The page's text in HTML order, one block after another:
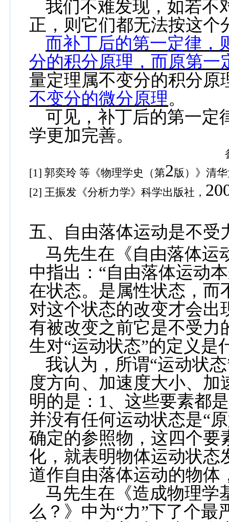
我们不难发现，如若不
正，则它们都无法按这个
而补丁后的第一定律，
分的积分原理，而原第一
量定理属不变分的积分原
不变分的微分原理。
可见，补丁后的第一定
学更加完善。
[1]郭奕玲 等《物理学史（第2版）》清
[2]王振发《分析力学》科学出版社，
五、自由落体运动是不受
马先生在《自由落体运
中指出：“自由落体运动
在状态。是属性状态，而
对这个状态的改变才会出
有被改变之前它是不受力
生对“运动状态”的定义是
我认为，所谓“运动状
度方向、加速度大小、
明的是： 1、这些要素都
并没有任何运动状态是“
确定的参照物，这四个要
化，就表明物体运动状态
道作自由落体运动的物体
马先生在《造成物理学
么？》中为“力”下了个最